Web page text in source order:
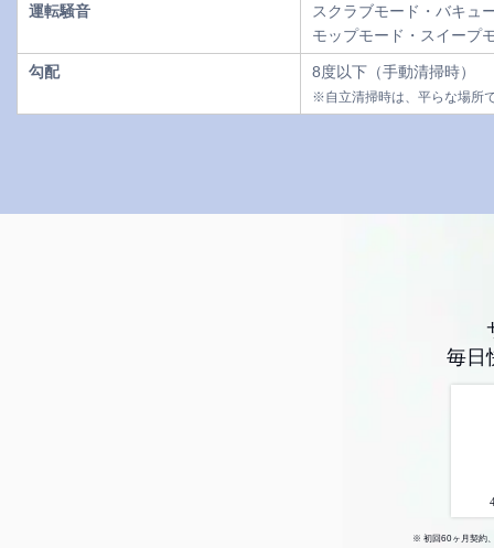
運転騒音
スクラブモード・バキュ
モップモード・スイープ
勾配 8度以下（手動清掃時）
※自立清掃時は、平らな場所
毎日
※ 初回60ヶ月契約